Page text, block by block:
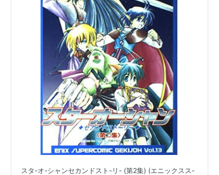
スタ-オ-シャンセカンドスト-リ- (第2集) (エニックスス-